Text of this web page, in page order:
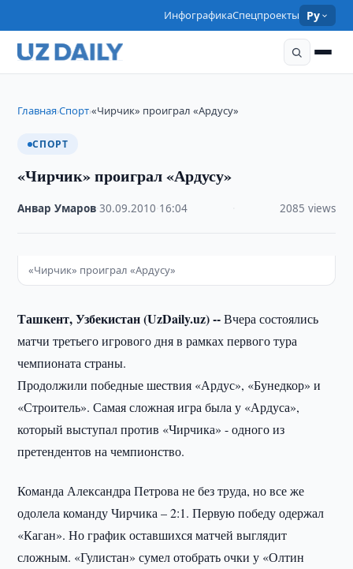
ИнфографикаСпецпроекты Ру
Главная›Спорт›«Чирчик» проиграл «Ардусу»
СПОРТ
«Чирчик» проиграл «Ардусу»
Анвар Умаров ·30.09.2010 16:04 2085 views
«Чирчик» проиграл «Ардусу»
Ташкент, Узбекистан (UzDaily.uz) --Вчера состоялись
матчи третьего игрового дня в рамках первого тура
чемпионата страны.
Продолжили победные шествия «Ардус», «Бунедкор» и
«Строитель». Самая сложная игра была у «Ардуса»,
который выступал против «Чирчика» - одного из
претендентов на чемпионство.
Команда Александра Петрова не без труда, но все же
одолела команду Чирчика – 2:1. Первую победу одержал
«Каган». Но график оставшихся матчей выглядит
сложным. «Гулистан» сумел отобрать очки у «Олтин